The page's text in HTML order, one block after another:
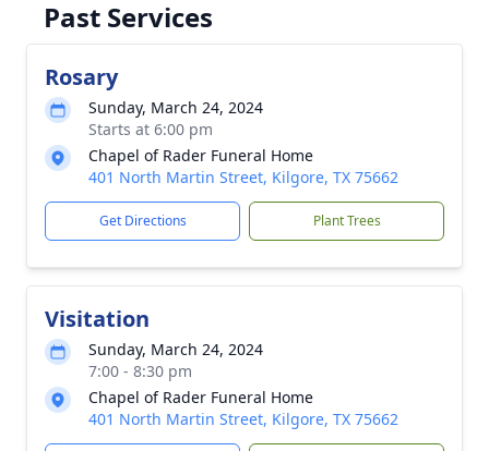
Past Services
Rosary
Sunday, March 24, 2024
Starts at 6:00 pm
Chapel of Rader Funeral Home
401 North Martin Street, Kilgore, TX 75662
Get Directions Plant Trees
Visitation
Sunday, March 24, 2024
7:00 - 8:30 pm
Chapel of Rader Funeral Home
401 North Martin Street, Kilgore, TX 75662